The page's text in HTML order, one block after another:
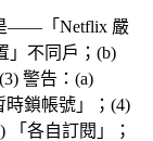
——「 Netflix 嚴
」不同戶；(b)
警告：(a)
時鎖帳號 」；(4)
「 各自訂閱 」；